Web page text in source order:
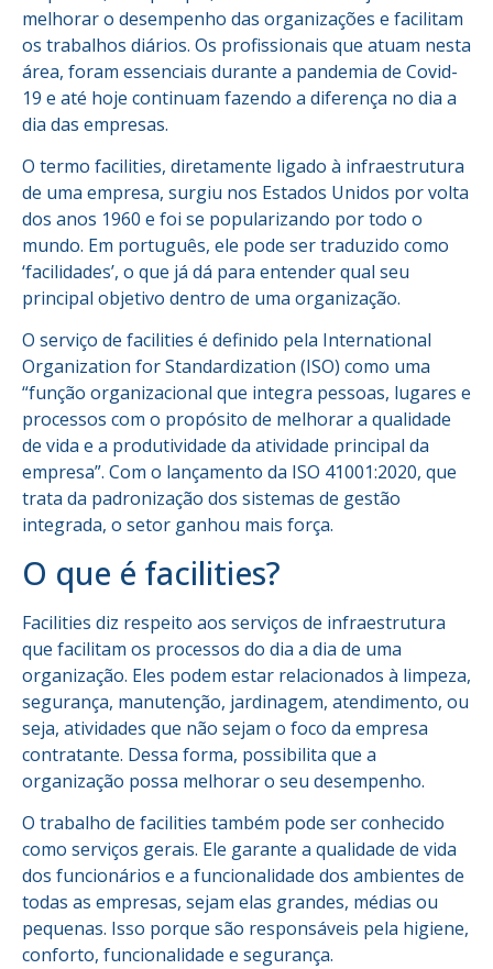
melhorar o desempenho das organizações e facilitam
os trabalhos diários. Os profissionais que atuam nesta
área, foram essenciais durante a pandemia de Covid-
19 e até hoje continuam fazendo a diferença no dia a
dia das empresas.
O termo facilities, diretamente ligado à infraestrutura
de uma empresa, surgiu nos Estados Unidos por volta
dos anos 1960 e foi se popularizando por todo o
mundo. Em português, ele pode ser traduzido como
‘facilidades’, o que já dá para entender qual seu
principal objetivo dentro de uma organização.
O serviço de facilities é definido pela International
Organization for Standardization (ISO) como uma
“função organizacional que integra pessoas, lugares e
processos com o propósito de melhorar a qualidade
de vida e a produtividade da atividade principal da
empresa”. Com o lançamento da ISO 41001:2020, que
trata da padronização dos sistemas de gestão
integrada, o setor ganhou mais força.
O que é facilities?
Facilities diz respeito aos serviços de infraestrutura
que facilitam os processos do dia a dia de uma
organização. Eles podem estar relacionados à limpeza,
segurança, manutenção, jardinagem, atendimento, ou
seja, atividades que não sejam o foco da empresa
contratante. Dessa forma, possibilita que a
organização possa melhorar o seu desempenho.
O trabalho de facilities também pode ser conhecido
como serviços gerais. Ele garante a qualidade de vida
dos funcionários e a funcionalidade dos ambientes de
todas as empresas, sejam elas grandes, médias ou
pequenas. Isso porque são responsáveis pela higiene,
conforto, funcionalidade e segurança.